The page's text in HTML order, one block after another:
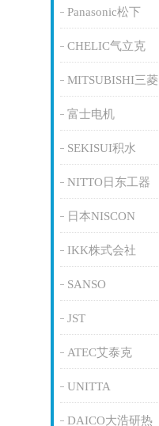
Panasonic松下
CHELIC气立克
MITSUBISHI三菱
富士电机
SEKISUI积水
NITTO日东工器
日本NISCON
IKK株式会社
SANSO
JST
ATEC艾泰克
UNITTA
DAICO大浩研热